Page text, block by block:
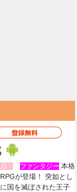
ファンタジー 本格
が登場！ 突如とし
国を滅ぼされた王子